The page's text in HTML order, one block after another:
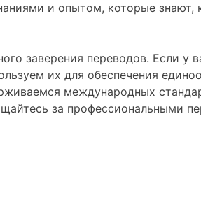
и опытом, которые знают,
заверения переводов. Если у
их для обеспечения
международных
за профессиональными